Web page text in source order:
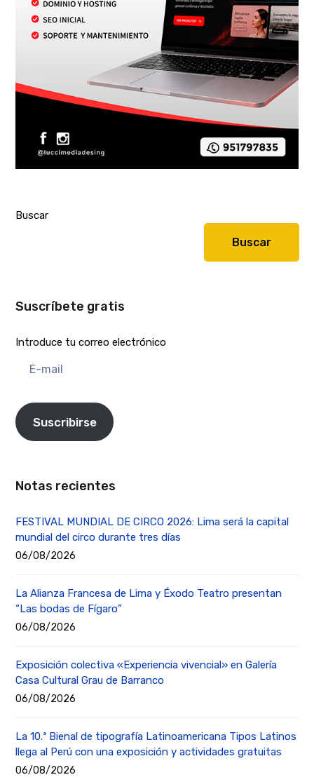
Buscar
Buscar
Suscríbete gratis
Introduce tu correo electrónico
mail
Suscribirse
Notas recientes
FESTIVAL MUNDIAL DE CIRCO 2026: Lima será la capital
mundial del circo durante tres días
06/08/2026
La Alianza Francesa de Lima y Éxodo Teatro presentan
“Las bodas de Fígaro”
06/08/2026
Exposición colectiva «Experiencia vivencial» en Galería
Casa Cultural Grau de Barranco
06/08/2026
La 10.ª Bienal de tipografía Latinoamericana Tipos Latinos
llega al Perú con una exposición y actividades gratuitas
06/08/2026